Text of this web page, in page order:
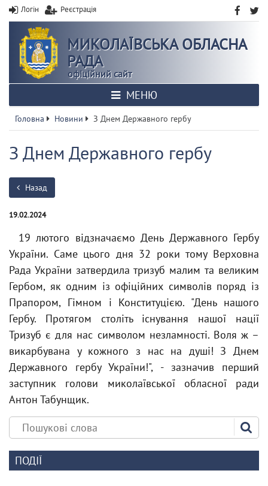
Логін Реєстрація
МИКОЛАЇВСЬКА ОБЛАСНА
РАДА
офіційний сайт
МЕНЮ
Головна Новини З Днем Державного гербу
З Днем Державного гербу
Назад
19.02.2024
19 лютого відзначаємо День Державного Гербу
України. Саме цього дня 32 роки тому Верховна
Рада України затвердила тризуб малим та великим
Гербом, як одним із офіційних символів поряд із
Прапором, Гімном і Конституцією. "День нашого
Гербу. Протягом століть існування нашої нації
Тризуб є для нас символом незламності. Воля ж –
викарбувана у кожного з нас на душі! З Днем
Державного гербу України!", - зазначив перший
заступник голови миколаївської обласної ради
Антон Табунщик.
ПОДІЇ